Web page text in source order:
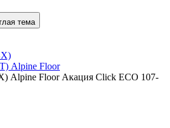
тема
Alpine Floor
Alpine Floor Акация Click ECO 107-